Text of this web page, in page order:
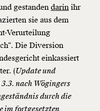
gestanden darin ihr
sie aus dem
Verurteilung
Die Diversion
einkassiert
(Update und
nach Wögingers
durch die
im fortgesetzten